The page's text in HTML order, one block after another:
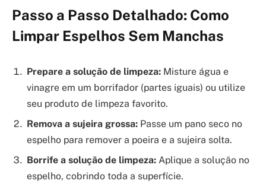
Passo a Passo Detalhado: Como
Limpar Espelhos Sem Manchas
Prepare a solução de limpeza: Misture água e
vinagre em um borrifador (partes iguais) ou utilize
seu produto de limpeza favorito.
Remova a sujeira grossa: Passe um pano seco no
espelho para remover a poeira e a sujeira solta.
Borrife a solução de limpeza: Aplique a solução no
espelho, cobrindo toda a superfície.